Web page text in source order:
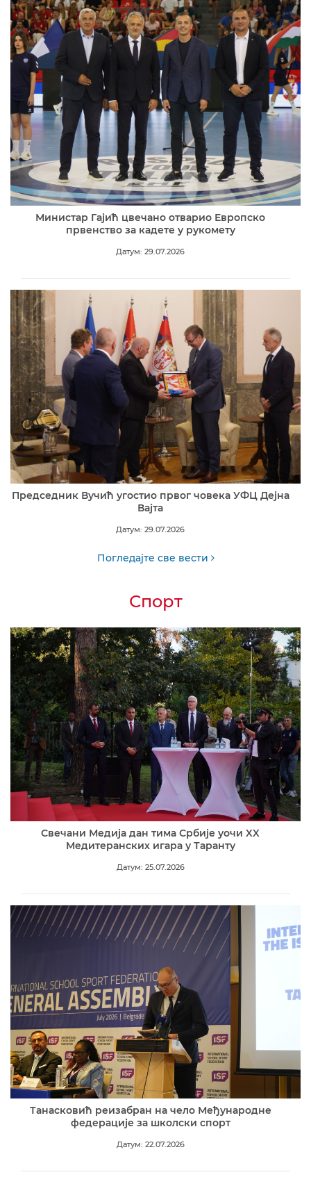
Министар Гајић цвечано отварио Европско
првенство за кадете у рукомету
Датум: 29.07.2026
Председник Вучић угостио првог човека УФЦ Дејна
Вајта
Датум: 29.07.2026
Погледајте све вести
Спорт
Свечани Медија дан тима Србије уочи XX
Медитеранских игара у Таранту
Датум: 25.07.2026
Танасковић реизабран на чело Међународне
федерације за школски спорт
Датум: 22.07.2026